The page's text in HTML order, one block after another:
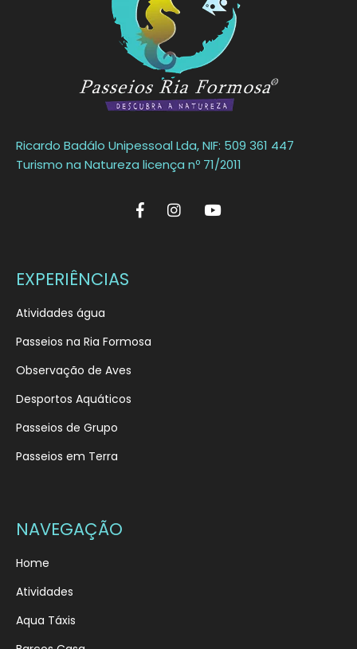
Ricardo Badálo Unipessoal Lda, NIF: 509 361 447
Turismo na Natureza licença nº 71/2011
EXPERIÊNCIAS
Atividades água
Passeios na Ria Formosa
Observação de Aves
Desportos Aquáticos
Passeios de Grupo
Passeios em Terra
NAVEGAÇÃO
Home
Atividades
Aqua Táxis